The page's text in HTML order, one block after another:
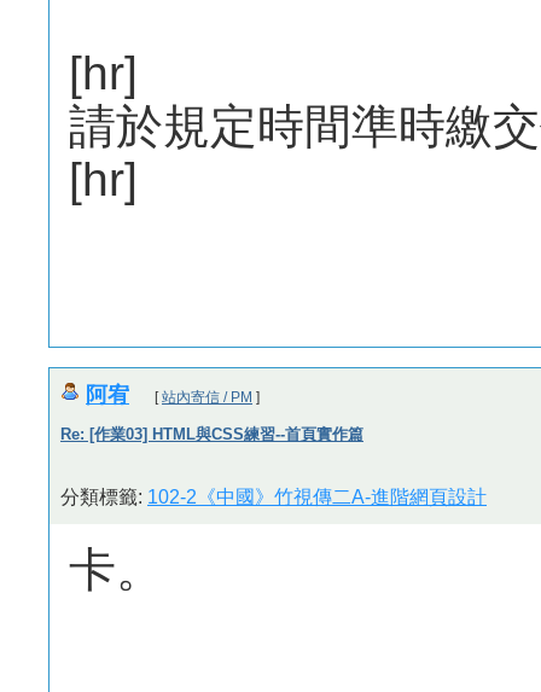
[hr]
請於規定時間準時繳
[hr]
阿宥 [站內寄信 / PM ]
Re: [作業03] HTML與CSS練習--首頁實作篇
分類標籤: 102-2《中國》竹視傳二A-進階網頁設計
卡。